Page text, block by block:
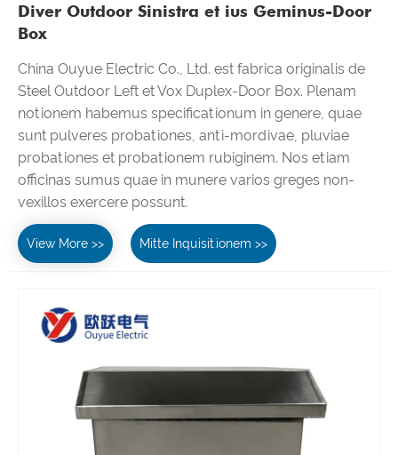
Diver Outdoor Sinistra et ius Geminus-Door
Box
China Ouyue Electric Co., Ltd. est fabrica originalis de
Steel Outdoor Left et Vox Duplex-Door Box. Plenam
notionem habemus specificationum in genere, quae
sunt pulveres probationes, anti-mordivae, pluviae
probationes et probationem rubiginem. Nos etiam
officinas sumus quae in munere varios greges non-
vexillos exercere possunt.
View More >> Mitte Inquisitionem >>